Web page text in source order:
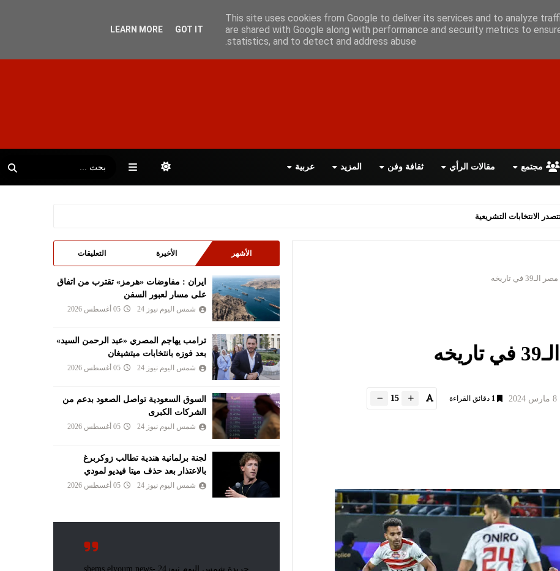
أعلن معانا اتصل بنا اقرأ الصحيفة PDF
مجتمع مقالات الرأي ثقافة وفن المزيد عربية
رئاسة الحكومة البريطانية
في تاريخه
1 دقائق القراءة 15
الأشهر الأخيرة التعليقات
ايران : مفاوضات «هرمز» تقترب من اتفاق
على مسار لعبور السفن
شمس اليوم نيوز 24 05 أغسطس 2026
ترامب يهاجم المصري «عبد الرحمن السيد»
بعد فوزه بانتخابات ميتشيغان
شمس اليوم نيوز 24 05 أغسطس 2026
السوق السعودية تواصل الصعود بدعم من
الشركات الكبرى
شمس اليوم نيوز 24 05 أغسطس 2026
لجنة برلمانية هندية تطالب زوكربرغ
بالاعتذار بعد حذف ميتا فيديو لمودي
شمس اليوم نيوز 24 05 أغسطس 2026
This site uses cookies from Google to deliver its services and to analyze
are shared with Google along with performance and security metrics to
statistics, and to detect and address abuse.
LEARN MORE GOT IT